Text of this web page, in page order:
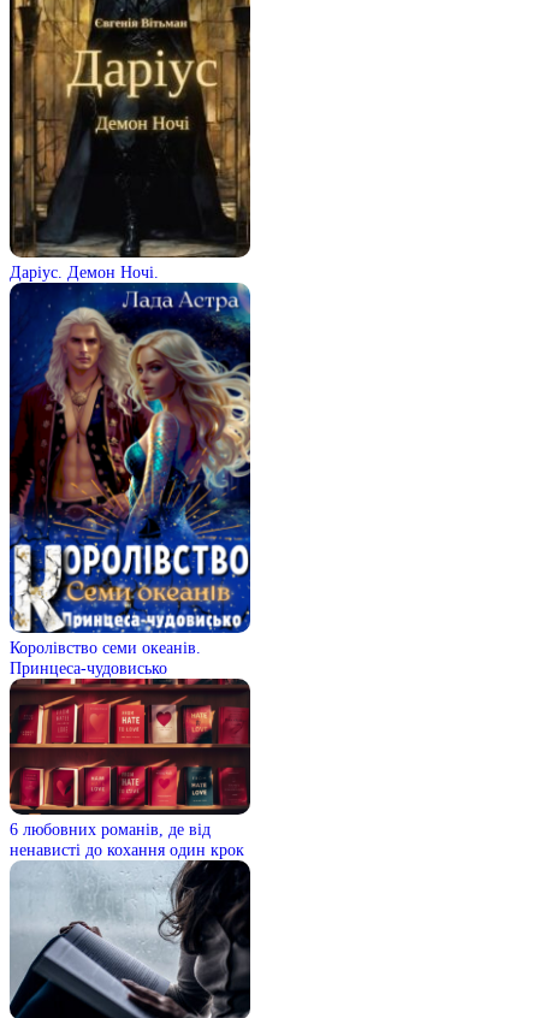
Даріус. Демон Ночі.
Королівство семи океанів.
Принцеса-чудовисько
6 любовних романів, де від
ненависті до кохання один крок